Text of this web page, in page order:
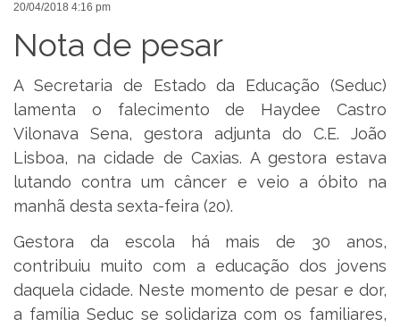
20/04/2018 4:16 pm
Nota de pesar
A Secretaria de Estado da Educação (Seduc)
lamenta o falecimento de Haydee Castro
Vilonava Sena, gestora adjunta do C.E. João
Lisboa, na cidade de Caxias. A gestora estava
lutando contra um câncer e veio a óbito na
manhã desta sexta-feira (20).
Gestora da escola há mais de 30 anos,
contribuiu muito com a educação dos jovens
daquela cidade. Neste momento de pesar e dor,
a família Seduc se solidariza com os familiares,